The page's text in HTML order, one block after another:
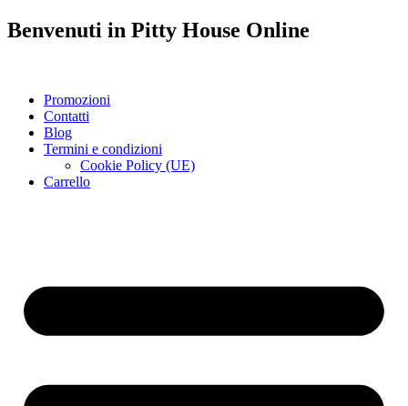
Benvenuti in Pitty House Online
Promozioni
Contatti
Blog
Termini e condizioni
Cookie Policy (UE)
Carrello